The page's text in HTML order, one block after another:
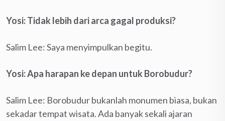
Yosi: Tidak lebih dari arca gagal produksi?
Salim Lee: Saya menyimpulkan begitu.
Yosi: Apa harapan ke depan untuk Borobudur?
Salim Lee: Borobudur bukanlah monumen biasa, bukan
sekadar tempat wisata. Ada banyak sekali ajaran